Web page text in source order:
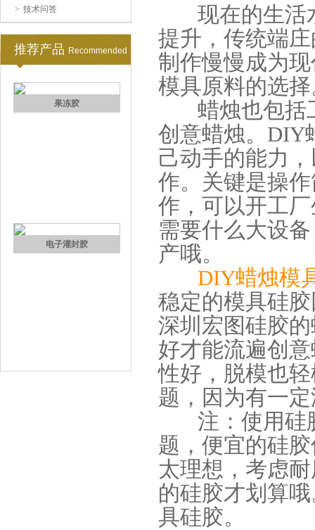
> 技术问答
推荐产品 Recommended
高效过滤器液槽胶
果冻胶
现在的生活
提升，传统端
制作慢慢成为
模具原料的选
蜡烛也包括
创意蜡烛。DIY
己动手的能力
作。关键是操
作，可以开工
需要什么大设
产哦。
DIY蜡烛模
稳定的模具硅
深圳宏图硅胶
好才能流遍创
性好，脱模也
题，因为有一
注：使用硅
题，便宜的硅
太理想，考虑
的硅胶才划算
具硅胶。